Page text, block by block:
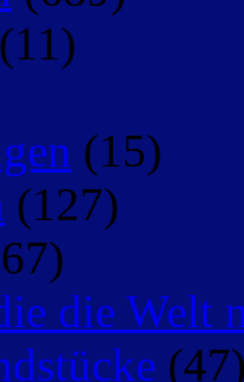
(11)
(15)
(127)
die Welt